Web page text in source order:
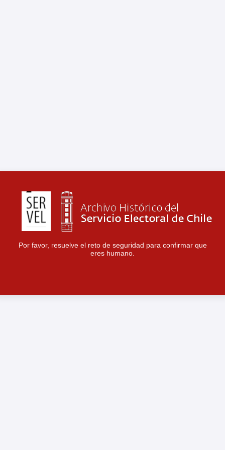
Por favor, resuelve el reto de seguridad para confirmar que
eres humano.